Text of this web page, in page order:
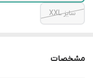
سایز XXL
مشخصات